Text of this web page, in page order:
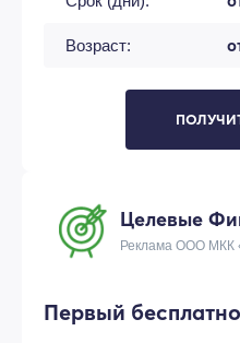
Возраст:
Целевые
Реклама ООО МКК
Первый бесплатно